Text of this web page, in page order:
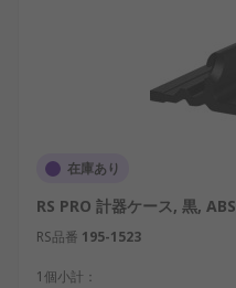
在庫あり
RS PRO 計器ケース, 黒, ABS
RS品番 195-1523
1個小計：